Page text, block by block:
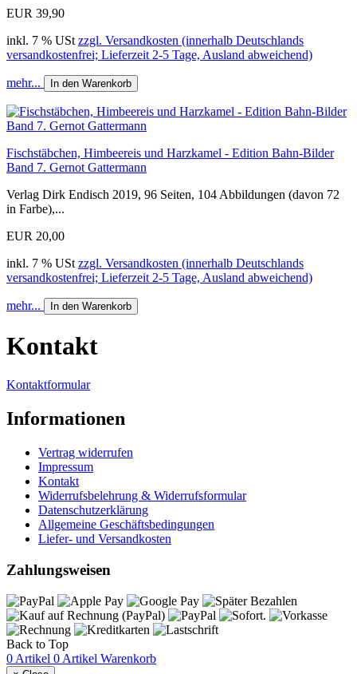
EUR 39,90
inkl. 7 % USt zzgl. Versandkosten (innerhalb Deutschlands
versandkostenfrei; Lieferzeit 2-5 Tage, Ausland abweichend)
mehr... In den Warenkorb
Fischstäbchen, Himbeereis und Harzkamel - Edition Bahn-Bilder
Band 7. Gernot Gattermann
Verlag Dirk Endisch 2019, 96 Seiten, 104 Abbildungen (davon 72
in Farbe),...
EUR 20,00
inkl. 7 % USt zzgl. Versandkosten (innerhalb Deutschlands
versandkostenfrei; Lieferzeit 2-5 Tage, Ausland abweichend)
mehr... In den Warenkorb
Kontakt
Kontaktformular
Informationen
Vertrag widerrufen
Impressum
Kontakt
Widerrufsbelehrung & Widerrufsformular
Datenschutzerklärung
Allgemeine Geschäftsbedingungen
Liefer- und Versandkosten
Zahlungsweisen
Back to Top
0 Artikel 0 Artikel Warenkorb